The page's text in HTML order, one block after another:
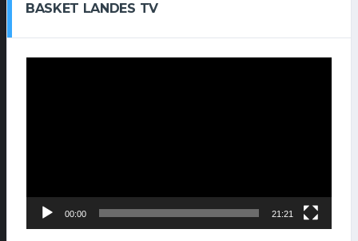
BASKET LANDES TV
00:00 21:21